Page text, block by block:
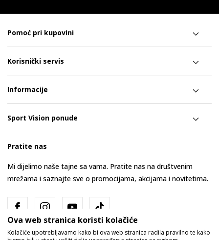
Pomoć pri kupovini
Korisnički servis
Informacije
Sport Vision ponude
Pratite nas
Mi dijelimo naše tajne sa vama. Pratite nas na društvenim
mrežama i saznajte sve o promocijama, akcijama i novitetima.
Ova web stranica koristi kolačiće
Kolačiće upotrebljavamo kako bi ova web stranica radila pravilno te kako